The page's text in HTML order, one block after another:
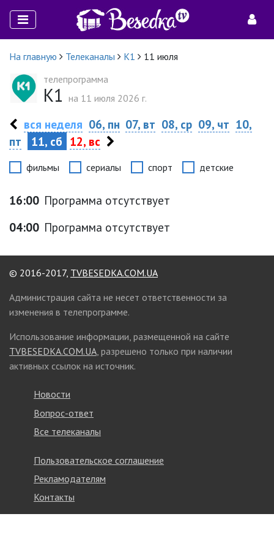
На главную Телеканалы К1
11 июля
телепрограмма
К1 на 11 июля 2026 г.
вся неделя 06, пн 07, вт 08, ср 09, чт 10,
пт
11, сб 12, вс
фильмы сериалы спорт детские
16:00 Программа отсутствует
04:00 Программа отсутствует
© 2016-2017, TVBESEDKA.COM.UA
Администрация сайта не несет ответственности за
изменения в телепрограмме.
Использование информации, размещенной на сайте
TVBESEDKA.COM.UA, разрешено только при наличии
активных ссылок на источник.
Новости
Вопрос-ответ
Все телеканалы
Пользовательское соглашение
Рекламодателям
Контакты